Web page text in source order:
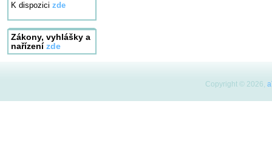
K dispozici zde
Zákony, vyhlášky a
nařízení zde
Copyright © 2026,